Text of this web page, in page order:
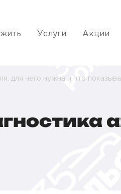
Услуги Акции
для чего нужна и что